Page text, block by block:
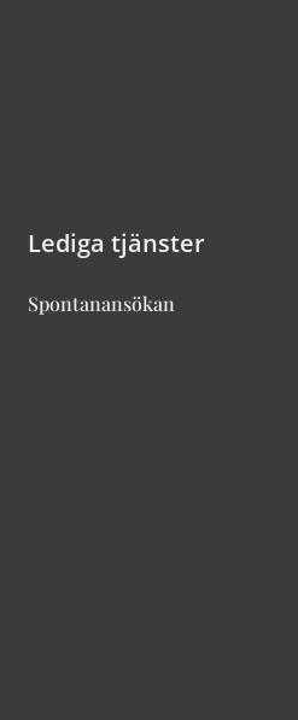
Lediga tjänster
Spontanansökan